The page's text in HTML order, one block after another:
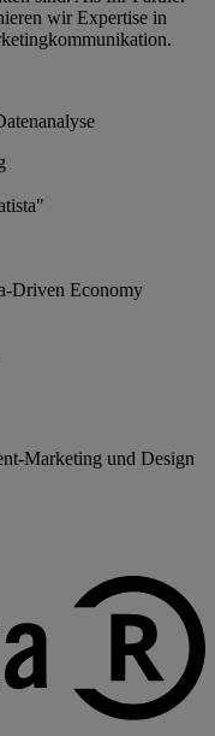
wir Expertise in
Driven Economy
Marketing und Design